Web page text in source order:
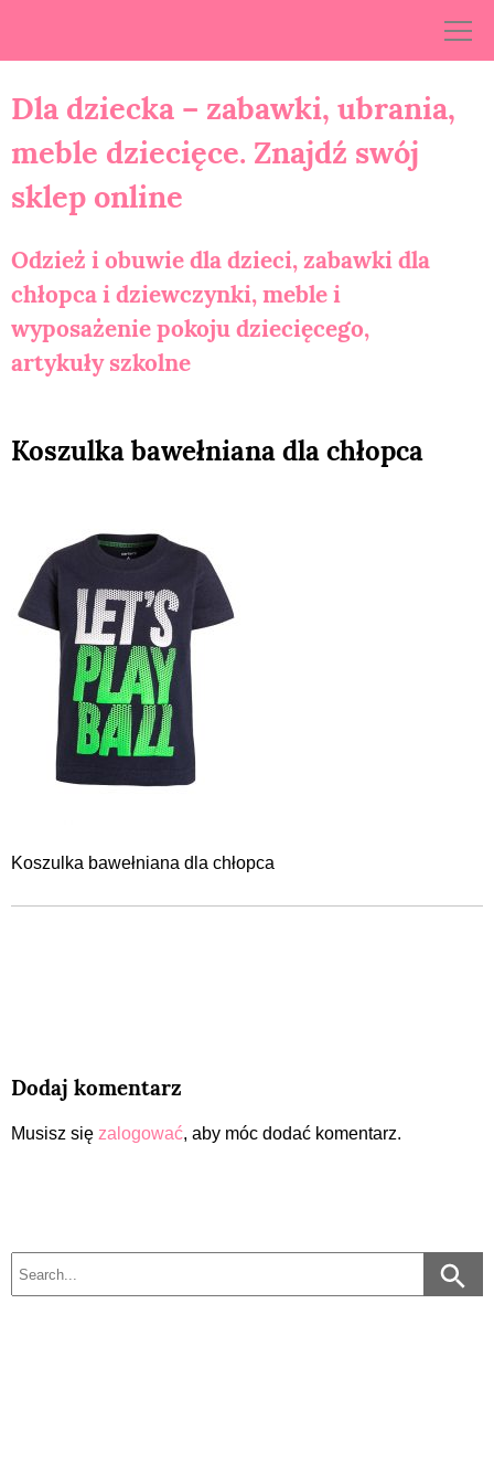
Dla dziecka – zabawki, ubrania,
meble dziecięce. Znajdź swój
sklep online
Odzież i obuwie dla dzieci, zabawki dla
chłopca i dziewczynki, meble i
wyposażenie pokoju dziecięcego,
artykuły szkolne
Koszulka bawełniana dla chłopca
Koszulka bawełniana dla chłopca
Dodaj komentarz
Musisz się zalogować, aby móc dodać komentarz.